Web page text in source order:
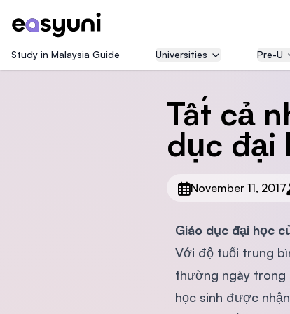
Study in Malaysia Guide Universities Pre-U
Tất cả
dục đại
November 11, 2017
Giáo dục đại học
Với độ tuổi trung
thường ngày trong
học sinh được